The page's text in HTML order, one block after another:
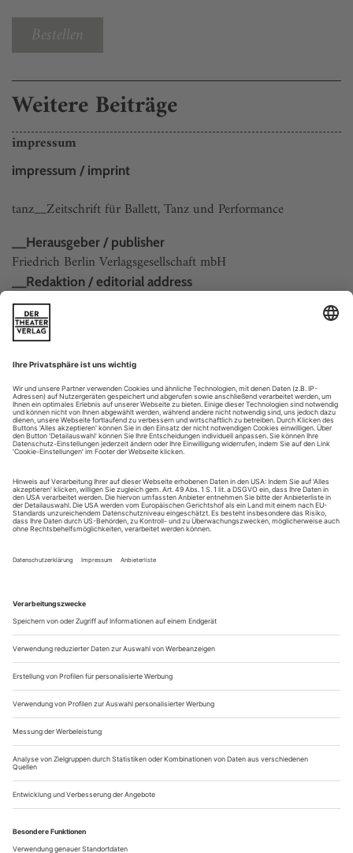
Bestellen
Weitere Beiträge
impressum
impressum / imprint
tanz__Zeitschrift für Ballett, Tanz und Performance
__Herausgeber / publisher
Friedrich Berlin Verlagsgesellschaft mbH
__Redaktion / editorial address
Klaus Kieser, Katja Schneider, Arnd Wesemann (V.i.S.d.P.),
Sofie Goblirsch (Assistenz)
Knesebeckstraße 59-61, D-10719 Berlin, redaktion@tanz-
zeitschrift.de, www.tanz-zeitschrift.de, Tel...
menschen
Santasangre – Neubesetzungen in Bratislava, Bremen, Osnabrück,
Regensburg und Neustrelitz – Carlos Saura ist wieder da – Natalia
Osipova wechselt mit Ivan Vasiliev vom Bolschoi-Ballett zu Nacho
santasangre...
...ist Vertreter einer kleinen experimentellen Tanzszene in
Italien, als wäre es selbst-verständlich, dass überhaupt eine
nun ein choreografisches Umfeld, indem der Körper des
Performers unablässliche Beziehungen eingeht mit Raum,...
50 jahre judson church
Improvisation. Choreografie als Zufall. Und Musik bloß dann, wenn
John Cage beteiligt war oder Pauline Oliveros, die sich mit Elaine
Summers trifft.
«Wir kennen uns schon seit über hundert Jahren. Das stimmt
doch?», wendet sich Elaine Summers, 86, an ihre wesentlich
jüngere Freundin Pauline Oliveros, 78. Hinter Elaine
Summers’ Haus existiert noch das Studio, in dem sich Merce
Cunningham und John Cage ihren ersten Kuss gaben. Überall